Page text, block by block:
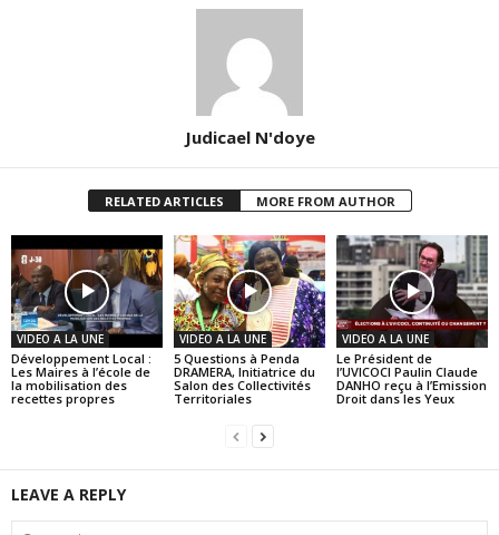
Judicael N'doye
RELATED ARTICLES MORE FROM AUTHOR
VIDEO A LA UNE
Développement Local :
Les Maires à l’école de
la mobilisation des
recettes propres
VIDEO A LA UNE
5 Questions à Penda
DRAMERA, Initiatrice du
Salon des Collectivités
Territoriales
VIDEO A LA UNE
Le Président de
l’UVICOCI Paulin Claude
DANHO reçu à l’Emission
Droit dans les Yeux
LEAVE A REPLY